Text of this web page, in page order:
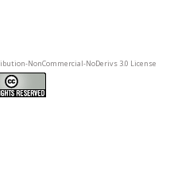
NonCommercial-NoDerivs 3.0 License